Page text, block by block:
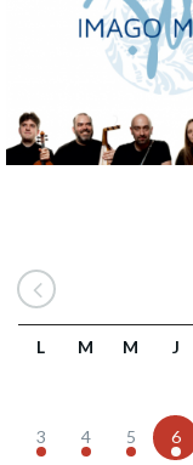
L M M J
3 4 5 6